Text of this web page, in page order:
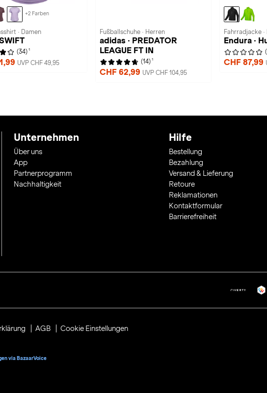
+2 Farben
· Damen
(34) 1
UVP CHF 49,95
Fußballschuhe · Herren
adidas · PREDATOR
LEAGUE FT IN
(14) 1
CHF 62,99 UVP CHF 104,95
Fahrradjacke
Endura ·
CHF 87,99
Unternehmen
Über uns
App
Partnerprogramm
Nachhaltigkeit
Hilfe
Bestellung
Bezahlung
Versand & Lieferung
Retoure
Reklamationen
Kontaktformular
Barrierefreiheit
AGB Cookie Einstellungen
via BazaarVoice